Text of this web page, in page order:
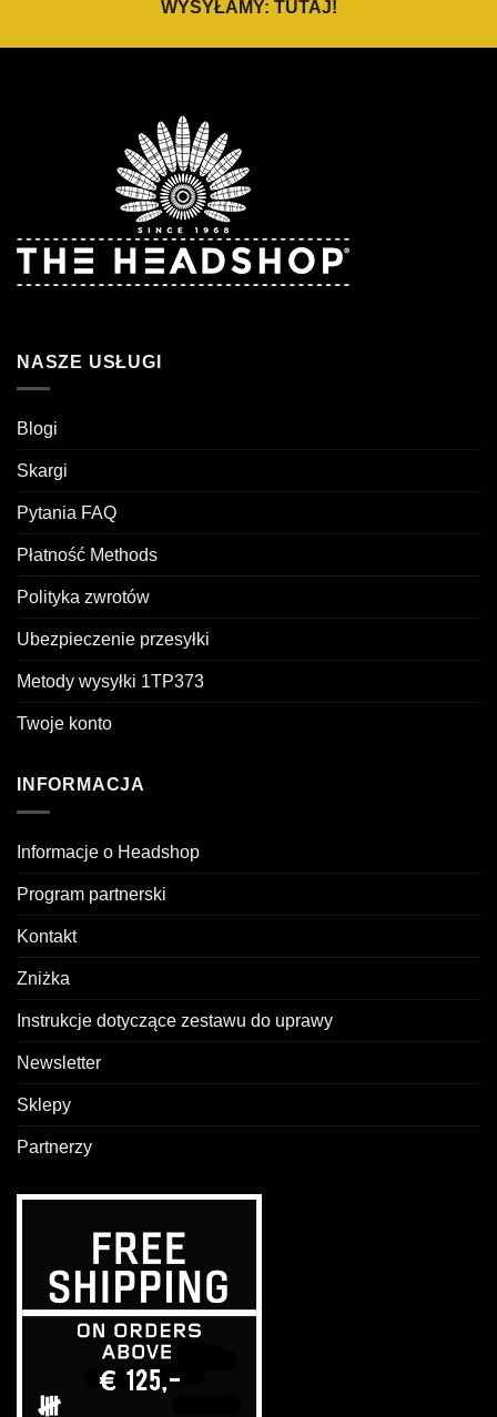
WYSYŁAMY: TUTAJ!
NASZE USŁUGI
Blogi
Skargi
Pytania FAQ
Płatność Methods
Polityka zwrotów
Ubezpieczenie przesyłki
Metody wysyłki 1TP373
Twoje konto
INFORMACJA
Informacje o Headshop
Program partnerski
Kontakt
Zniżka
Instrukcje dotyczące zestawu do uprawy
Newsletter
Sklepy
Partnerzy